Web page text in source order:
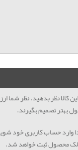
کالا نظر بدهید. نظر
بهتر تصمیم بگیرند.
وارد حساب کاربری خود
محصول ثبت خواهد شد.